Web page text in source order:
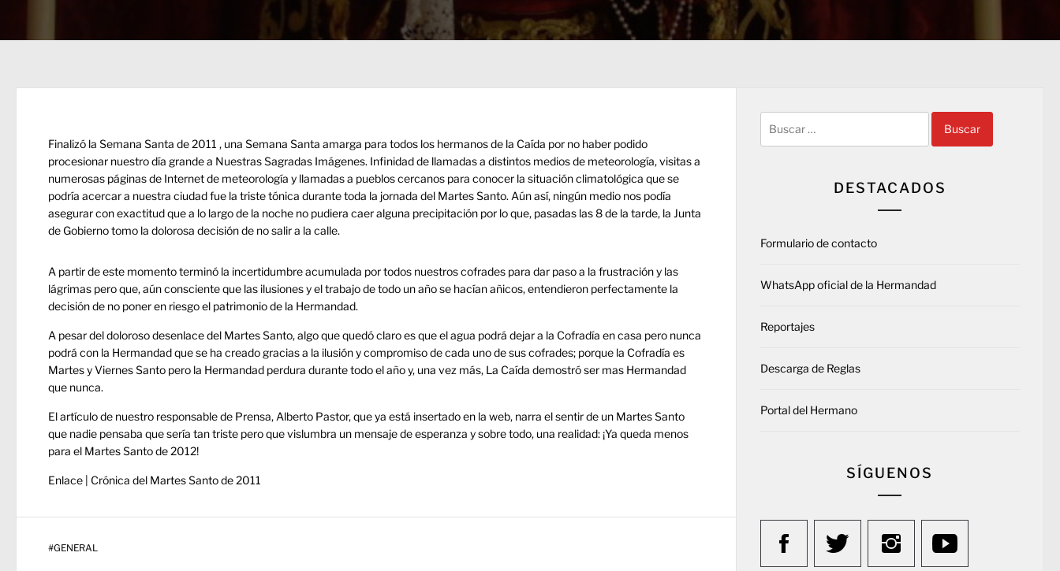
Finalizó la Semana Santa de 2011 , una Semana Santa amarga para todos los hermanos de la Caída por no haber podido
procesionar nuestro día grande a Nuestras Sagradas Imágenes. Infinidad de llamadas a distintos medios de meteorología, visitas a
numerosas páginas de Internet de meteorología y llamadas a pueblos cercanos para conocer la situación climatológica que se
podría acercar a nuestra ciudad fue la triste tónica durante toda la jornada del Martes Santo. Aún así, ningún medio nos podía
asegurar con exactitud que a lo largo de la noche no pudiera caer alguna precipitación por lo que, pasadas las 8 de la tarde, la Junta
de Gobierno tomo la dolorosa decisión de no salir a la calle.
A partir de este momento terminó la incertidumbre acumulada por todos nuestros cofrades para dar paso a la frustración y las
lágrimas pero que, aún consciente que las ilusiones y el trabajo de todo un año se hacían añicos, entendieron perfectamente la
decisión de no poner en riesgo el patrimonio de la Hermandad.
A pesar del doloroso desenlace del Martes Santo, algo que quedó claro es que el agua podrá dejar a la Cofradía en casa pero nunca
podrá con la Hermandad que se ha creado gracias a la ilusión y compromiso de cada uno de sus cofrades; porque la Cofradía es
Martes y Viernes Santo pero la Hermandad perdura durante todo el año y, una vez más, La Caída demostró ser mas Hermandad
que nunca.
El artículo de nuestro responsable de Prensa, Alberto Pastor, queya está insertado en la web, narra el sentir de un Martes Santo
que nadie pensaba que sería tan triste pero que vislumbra un mensaje de esperanza y sobre todo, una realidad: ¡Ya queda menos
para el Martes Santo de 2012!
Enlace | Crónica del Martes Santo de 2011
#GENERAL
DESTACADOS
Formulario de contacto
WhatsApp oficial de la Hermandad
Reportajes
Descarga de Reglas
Portal del Hermano
SÍGUENOS